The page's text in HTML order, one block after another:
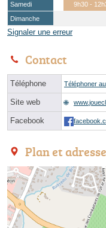
Samedi
9h30 -
Dimanche
Signaler une erreur
Contact
Téléphone Téléphoner
Site web
Facebook
Plan et adresse